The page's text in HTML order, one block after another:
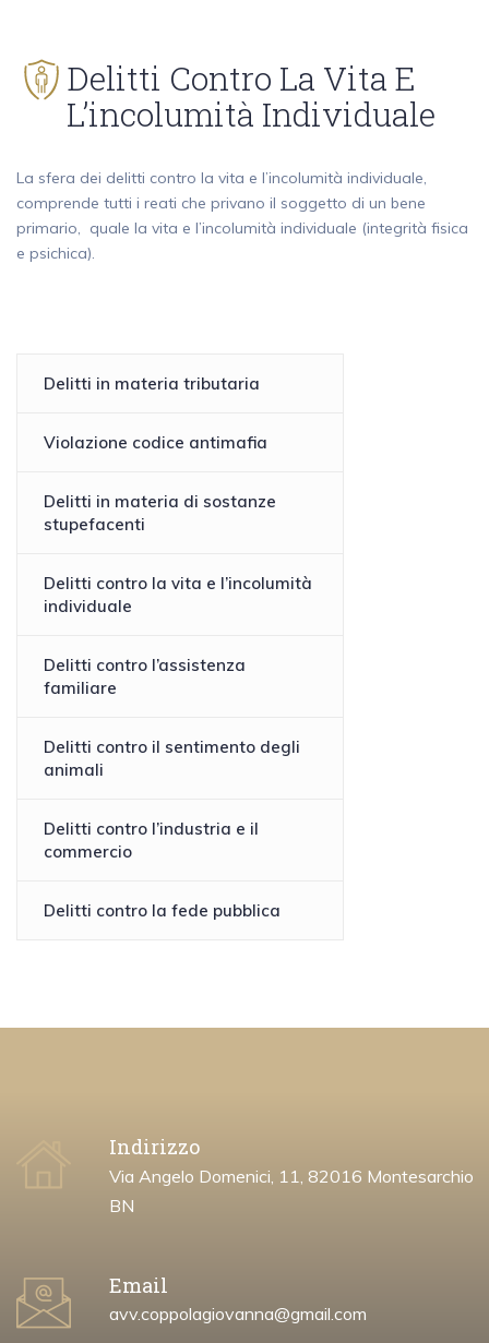
Delitti Contro La Vita E
L’incolumità Individuale
La sfera dei delitti contro la vita e l’incolumità individuale,
comprende tutti i reati che privano il soggetto di un bene
primario, quale la vita e l’incolumità individuale (integrità fisica
e psichica).
Delitti in materia tributaria
Violazione codice antimafia
Delitti in materia di sostanze
stupefacenti
Delitti contro la vita e l’incolumità
individuale
Delitti contro l’assistenza
familiare
Delitti contro il sentimento degli
animali
Delitti contro l’industria e il
commercio
Delitti contro la fede pubblica
Indirizzo
Via Angelo Domenici, 11, 82016 Montesarchio
BN
Email
avv.coppolagiovanna@gmail.com